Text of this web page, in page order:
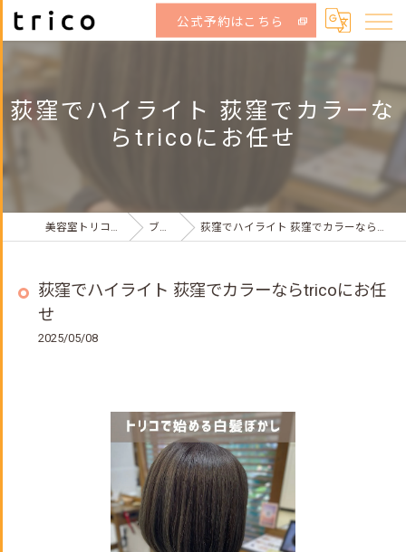
公式予約はこちら
荻窪でハイライト 荻窪でカラーな
らtricoにお任せ
美容室トリコ荻窪店 ブログ 荻窪でハイライト 荻窪でカラーならtricoにお任せ
荻窪でハイライト 荻窪でカラーならtricoにお任
せ
2025/05/08